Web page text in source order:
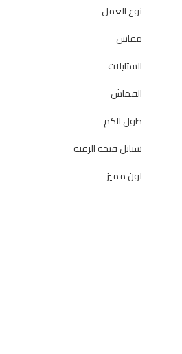
نوع العمل
مقاس
الستايلات
القماش
طول الكم
ستايل فتحة الرقبة
لون مميز